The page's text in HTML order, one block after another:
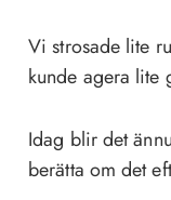
Vi strosade lite
kunde agera lite
Idag blir det
berätta om det